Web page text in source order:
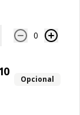
0
Opcional